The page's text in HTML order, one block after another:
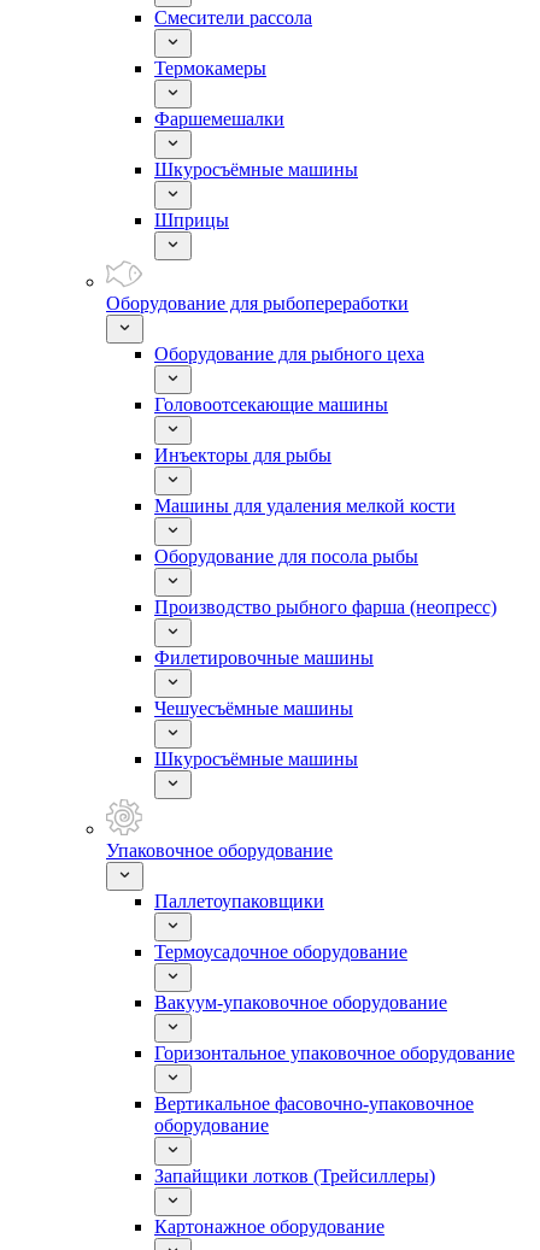
Смесители рассола
Термокамеры
Фаршемешалки
Шкуросъёмные машины
Шприцы
Оборудование для рыбопереработки
Оборудование для рыбного цеха
Головоотсекающие машины
Инъекторы для рыбы
Машины для удаления мелкой кости
Оборудование для посола рыбы
Производство рыбного фарша (неопресс)
Филетировочные машины
Чешуесъёмные машины
Шкуросъёмные машины
Упаковочное оборудование
Паллетоупаковщики
Термоусадочное оборудование
Вакуум-упаковочное оборудование
Горизонтальное упаковочное оборудование
Вертикальное фасовочно-упаковочное
оборудование
Запайщики лотков (Трейсиллеры)
Картонажное оборудование